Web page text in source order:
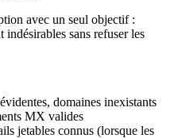
avec un seul objectif :
indésirables sans refuser les
domaines inexistants
MX valides
jetables connus (lorsque les